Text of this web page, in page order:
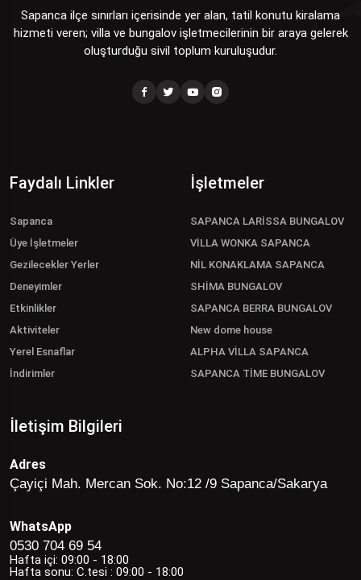
Sapanca ilçe sınırları içerisinde yer alan, tatil konutu kiralama
hizmeti veren; villa ve bungalov işletmecilerinin bir araya gelerek
oluşturduğu sivil toplum kuruluşudur.
Faydalı Linkler
Sapanca
Üye İşletmeler
Gezilecekler Yerler
Deneyimler
Etkinlikler
Aktiviteler
Yerel Esnaflar
İndirimler
İşletmeler
SAPANCA LARİSSA BUNGALOV
VİLLA WONKA SAPANCA
NİL KONAKLAMA SAPANCA
SHİMA BUNGALOV
SAPANCA BERRA BUNGALOV
New dome house
ALPHA VİLLA SAPANCA
SAPANCA TİME BUNGALOV
İletişim Bilgileri
Adres
Çayiçi Mah. Mercan Sok. No:12 /9 Sapanca/Sakarya
WhatsApp
0530 704 69 54
Hafta içi: 09:00 - 18:00
Hafta sonu: C.tesi : 09:00 - 18:00